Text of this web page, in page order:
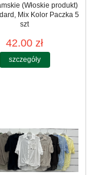
(Włoskie produkt)
Mix Kolor Paczka 5
szt
42.00 zł
szczegóły